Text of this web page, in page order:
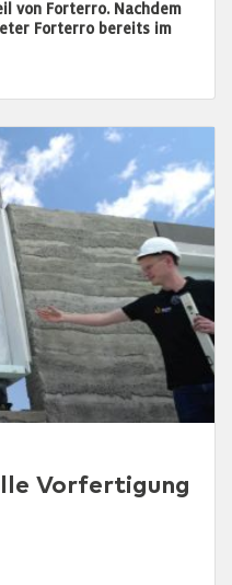
von Forterro. Nachdem
Forterro bereits im
Vorfertigung